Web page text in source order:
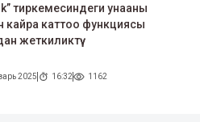
тиркемесиндеги унааны
кайра каттоо функциясы
жеткиликтүү
2025 16:32 1162